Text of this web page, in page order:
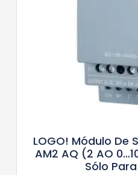
LOGO! Módulo De
AM2 AQ (2 AO
Sólo